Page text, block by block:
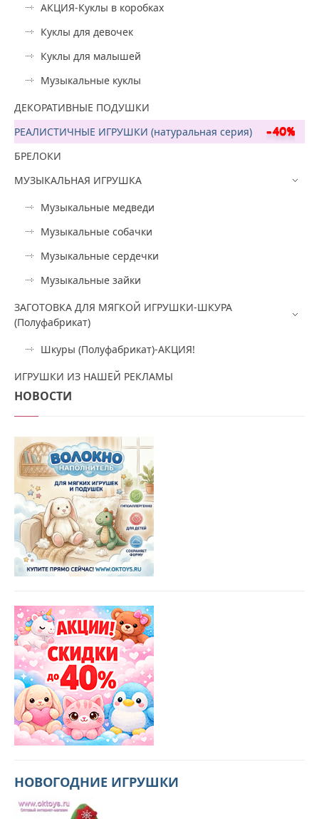
АКЦИЯ-Куклы в коробках
Куклы для девочек
Куклы для малышей
Музыкальные куклы
ДЕКОРАТИВНЫЕ ПОДУШКИ
РЕАЛИСТИЧНЫЕ ИГРУШКИ (натуральная серия)
БРЕЛОКИ
МУЗЫКАЛЬНАЯ ИГРУШКА
Музыкальные медведи
Музыкальные собачки
Музыкальные сердечки
Музыкальные зайки
ЗАГОТОВКА ДЛЯ МЯГКОЙ ИГРУШКИ-ШКУРА
(Полуфабрикат)
Шкуры (Полуфабрикат)-АКЦИЯ!
ИГРУШКИ ИЗ НАШЕЙ РЕКЛАМЫ
НОВОСТИ
НОВОГОДНИЕ ИГРУШКИ